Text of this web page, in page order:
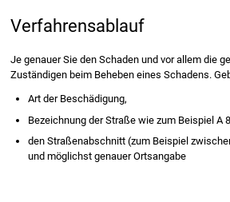
Verfahrensablauf
Je genauer Sie den Schaden und vor allem die
Zuständigen beim Beheben eines Schadens.
Art der Beschädigung,
Bezeichnung der Straße wie zum Beispiel A
den Straßenabschnitt(zum Beispiel
und möglichst genauer Ortsangabe